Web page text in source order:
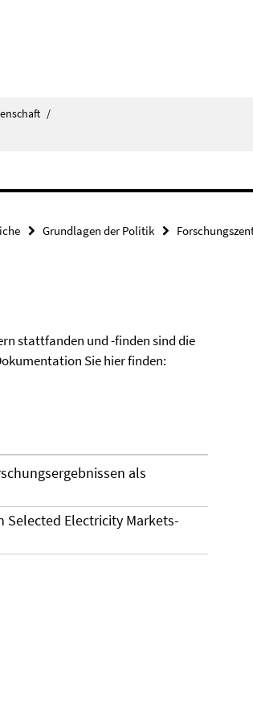
/
Grundlagen der Politik
stattfanden und -finden sind die
Sie hier finden:
als
Selected Electricity Markets-